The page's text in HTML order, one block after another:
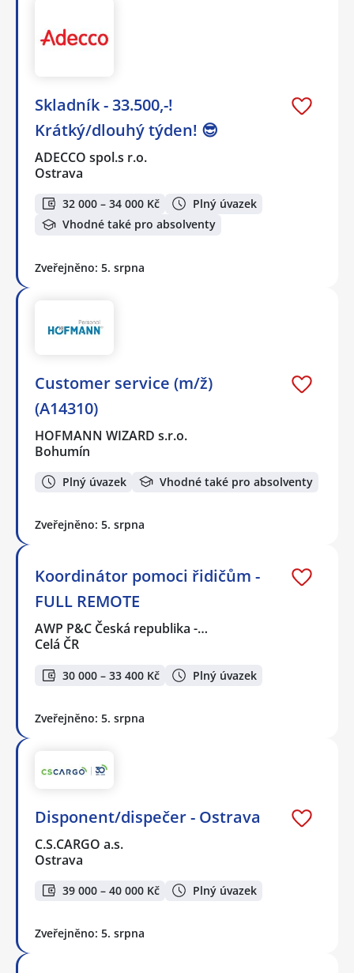
Skladník - 33.500,-!
Krátký/dlouhý týden! 😎
ADECCO spol.s r.o.
Ostrava
32 000 – 34 000 Kč
Plný úvazek
Vhodné také pro absolventy
Zveřejněno: 5. srpna
Customer service (m/ž)
(A14310)
HOFMANN WIZARD s.r.o.
Bohumín
Plný úvazek Vhodné také pro absolventy
Zveřejněno: 5. srpna
Koordinátor pomoci řidičům -
FULL REMOTE
AWP P&C Česká republika -…
Celá ČR
30 000 – 33 400 Kč Plný úvazek
Zveřejněno: 5. srpna
Disponent/dispečer - Ostrava
C.S.CARGO a.s.
Ostrava
39 000 – 40 000 Kč Plný úvazek
Zveřejněno: 5. srpna